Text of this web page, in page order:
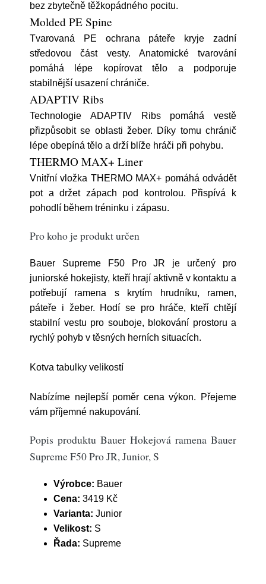
bez zbytečně těžkopádného pocitu.
Molded PE Spine
Tvarovaná PE ochrana páteře kryje zadní
středovou část vesty. Anatomické tvarování
pomáhá lépe kopírovat tělo a podporuje
stabilnější usazení chrániče.
ADAPTIV Ribs
Technologie ADAPTIV Ribs pomáhá vestě
přizpůsobit se oblasti žeber. Díky tomu chránič
lépe obepíná tělo a drží blíže hráči při pohybu.
THERMO MAX+ Liner
Vnitřní vložka THERMO MAX+ pomáhá odvádět
pot a držet zápach pod kontrolou. Přispívá k
pohodlí během tréninku i zápasu.
Pro koho je produkt určen
Bauer Supreme F50 Pro JR je určený pro
juniorské hokejisty, kteří hrají aktivně v kontaktu a
potřebují ramena s krytím hrudníku, ramen,
páteře i žeber. Hodí se pro hráče, kteří chtějí
stabilní vestu pro souboje, blokování prostoru a
rychlý pohyb v těsných herních situacích.
Kotva tabulky velikostí
Nabízíme nejlepší poměr cena výkon. Přejeme
vám příjemné nakupování.
Popis produktu Bauer Hokejová ramena Bauer
Supreme F50 Pro JR, Junior, S
Výrobce: Bauer
Cena: 3419 Kč
Varianta: Junior
Velikost: S
Řada: Supreme